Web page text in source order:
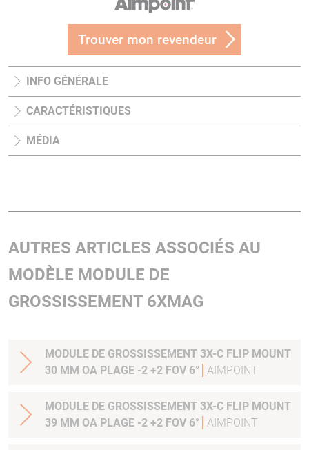
Trouver mon revendeur
INFO GÉNÉRALE
CARACTÉRISTIQUES
MÉDIA
AUTRES ARTICLES ASSOCIÉS AU
MODÈLE MODULE DE
GROSSISSEMENT 6XMAG
MODULE DE GROSSISSEMENT 3X-C FLIP MOUNT
30 MM OA PLAGE -2 +2 FOV 6°
AIMPOINT
MODULE DE GROSSISSEMENT 3X-C FLIP MOUNT
39 MM OA PLAGE -2 +2 FOV 6°
AIMPOINT